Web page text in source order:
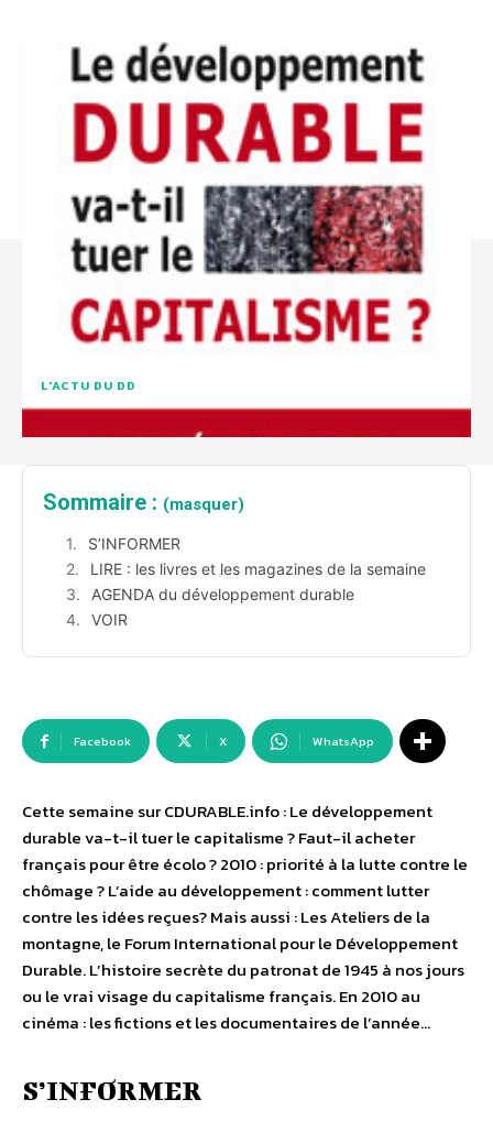
L'ACTU DU DD
Sommaire : (masquer)
S’INFORMER
LIRE : les livres et les magazines de la semaine
AGENDA du développement durable
VOIR
Facebook X WhatsApp
Cette semaine sur CDURABLE.info : Le développement
durable va-t-il tuer le capitalisme ? Faut-il acheter
français pour être écolo ? 2010 : priorité à la lutte contre le
chômage ? L’aide au développement : comment lutter
contre les idées reçues? Mais aussi : Les Ateliers de la
montagne, le Forum International pour le Développement
Durable. L’histoire secrète du patronat de 1945 à nos jours
ou le vrai visage du capitalisme français. En 2010 au
cinéma : les fictions et les documentaires de l’année…
S’INFORMER